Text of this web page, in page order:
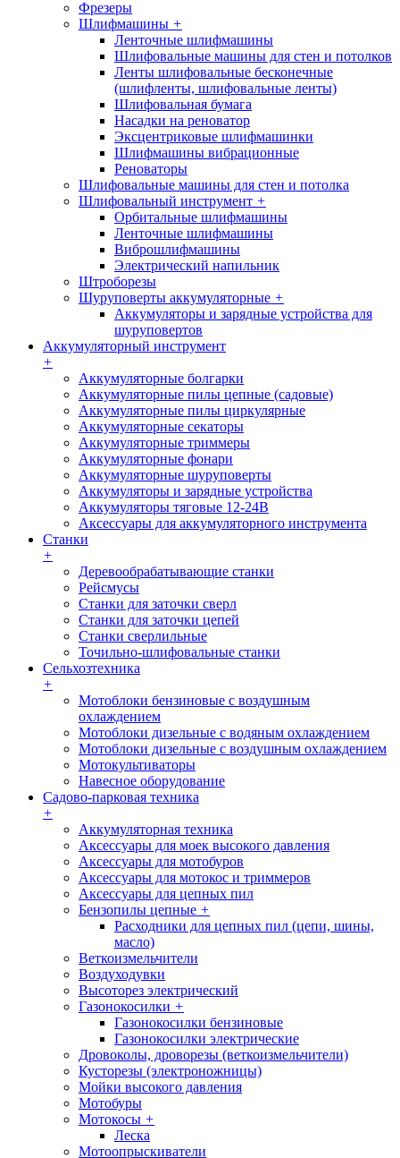
Фрезеры
Шлифмашины +
Ленточные шлифмашины
Шлифовальные машины для стен и потолков
Ленты шлифовальные бесконечные
(шлифленты, шлифовальные ленты)
Шлифовальная бумага
Насадки на реноватор
Эксцентриковые шлифмашинки
Шлифмашины вибрационные
Реноваторы
Шлифовальные машины для стен и потолка
Шлифовальный инструмент +
Орбитальные шлифмашины
Ленточные шлифмашины
Виброшлифмашины
Электрический напильник
Штроборезы
Шуруповерты аккумуляторные +
Аккумуляторы и зарядные устройства для
шуруповертов
Аккумуляторный инструмент
+
Аккумуляторные болгарки
Аккумуляторные пилы цепные (садовые)
Аккумуляторные пилы циркулярные
Аккумуляторные секаторы
Аккумуляторные триммеры
Аккумуляторные фонари
Аккумуляторные шуруповерты
Аккумуляторы и зарядные устройства
Аккумуляторы тяговые 12-24В
Аксессуары для аккумуляторного инструмента
Станки
+
Деревообрабатывающие станки
Рейсмусы
Станки для заточки сверл
Станки для заточки цепей
Станки сверлильные
Точильно-шлифовальные станки
Сельхозтехника
+
Мотоблоки бензиновые с воздушным
охлаждением
Мотоблоки дизельные с водяным охлаждением
Мотоблоки дизельные с воздушным охлаждением
Мотокультиваторы
Навесное оборудование
Садово-парковая техника
+
Аккумуляторная техника
Аксессуары для моек высокого давления
Аксессуары для мотобуров
Аксессуары для мотокос и триммеров
Аксессуары для цепных пил
Бензопилы цепные +
Расходники для цепных пил (цепи, шины,
масло)
Веткоизмельчители
Воздуходувки
Высоторез электрический
Газонокосилки +
Газонокосилки бензиновые
Газонокосилки электрические
Дровоколы, дроворезы (веткоизмельчители)
Кусторезы (электроножницы)
Мойки высокого давления
Мотобуры
Мотокосы +
Леска
Мотоопрыскиватели